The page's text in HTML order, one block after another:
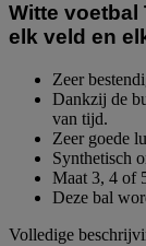
Witte voetbal
elk veld en
Zeer
Dankzij de
van tijd.
Zeer goede
Synthetisch
Maat 3, 4 of
Deze bal
Volledige